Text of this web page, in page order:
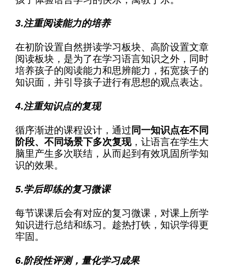
3.注重阅读能力的培养
在初阶设置自然拼读学习板块、高阶设置文章
阅读板块，是为了在学习语言知识之外，同时
培养孩子的阅读能力和思辨能力，拓宽孩子的
知识面，并引导孩子进行有思想的观点表达。
4.注重知识点的复现
循序渐进的课程设计，通过 同一知识点在不同
阶段、不同场景下多次复现，让语言在学生大
脑里产生多次联结，从而起到有效巩固所学知
识的效果。
5.学后即练的复习微课
每节课课后会有对应的复习微课，对课上所学
知识进行总结和练习。趁热打铁，知识学得更
牢固。
6.阶段性评测，量化学习成果